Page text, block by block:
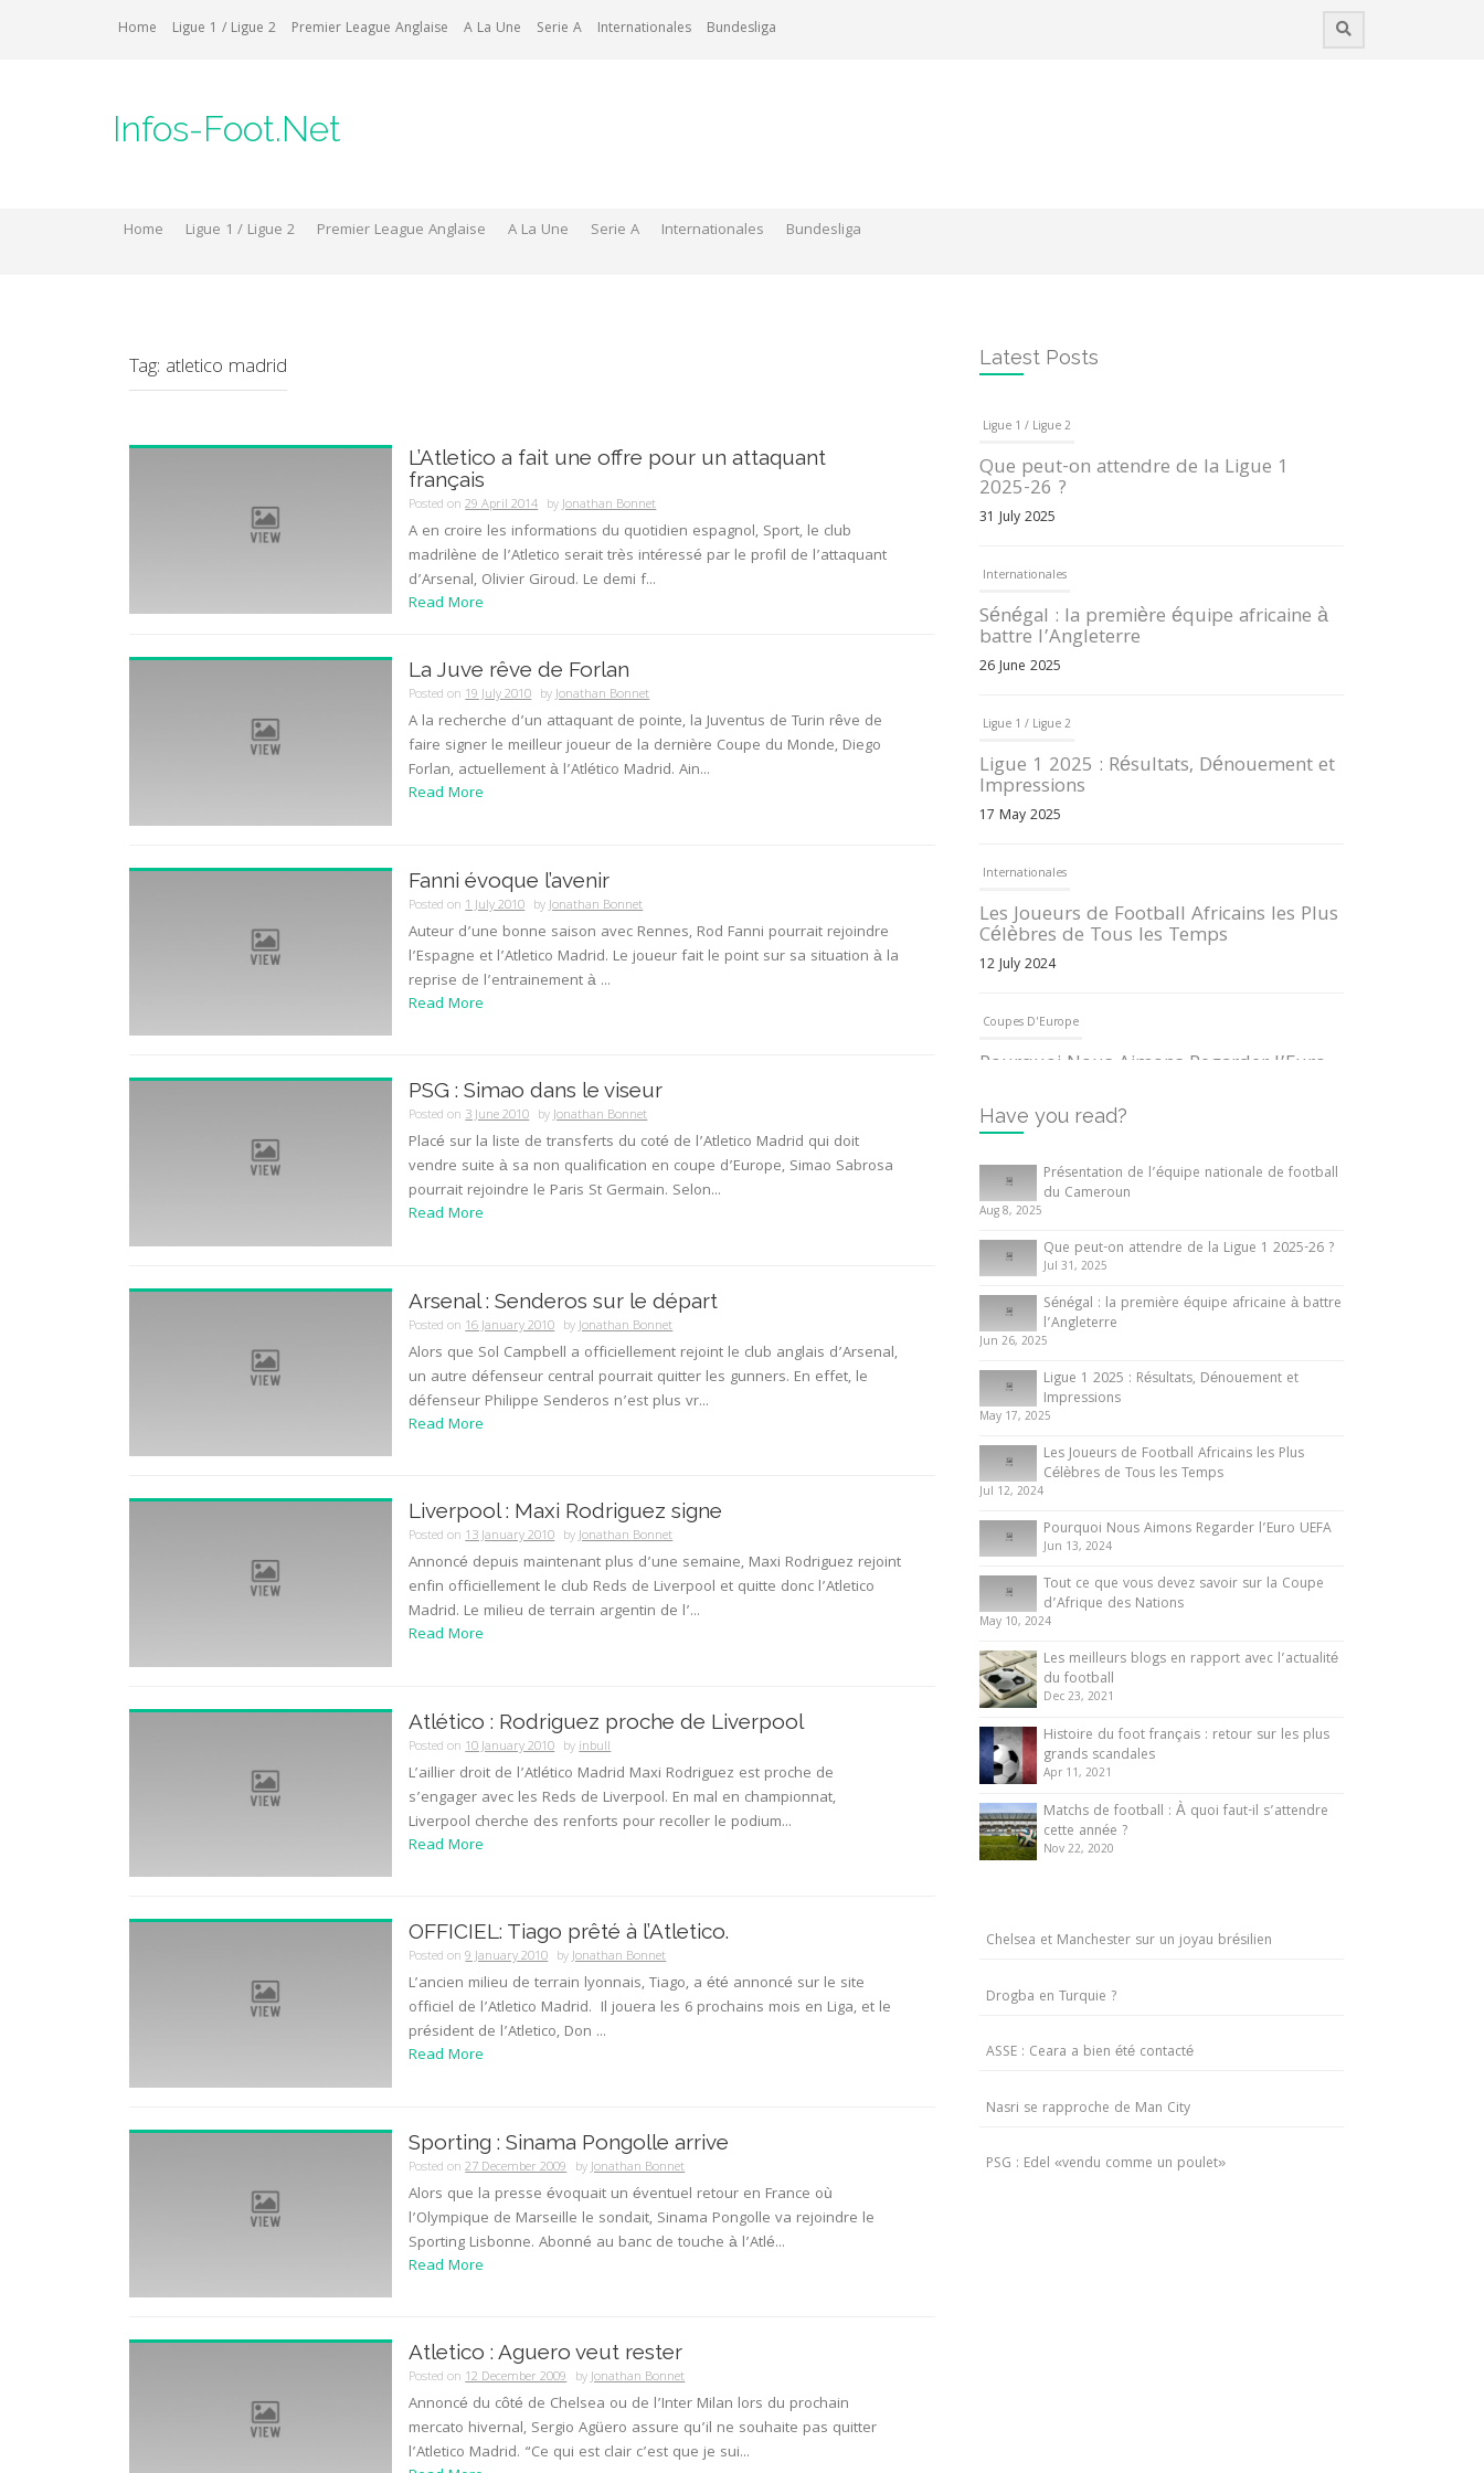
Home Ligue 1 / Ligue 2 Premier League Anglaise A La Une Serie A Internationales Bundesliga
Infos-Foot.Net
Home Ligue 1 / Ligue 2 Premier League Anglaise A La Une Serie A Internationales Bundesliga
Tag: atletico madrid
L’Atletico a fait une offre pour un attaquant
français
Posted on29 April 2014 byJonathan Bonnet
A en croire les informations du quotidien espagnol, Sport, le club
madrilène de l’Atletico serait très intéressé par le profil de l’attaquant
d’Arsenal, Olivier Giroud. Le demi f...
Read More
La Juve rêve de Forlan
Posted on19 July 2010 byJonathan Bonnet
A la recherche d’un attaquant de pointe, la Juventus de Turin rêve de
faire signer le meilleur joueur de la dernière Coupe du Monde, Diego
Forlan, actuellement à l’Atlético Madrid. Ain...
Read More
Fanni évoque l’avenir
Posted on1 July 2010 byJonathan Bonnet
Auteur d’une bonne saison avec Rennes, Rod Fanni pourrait rejoindre
l’Espagne et l’Atletico Madrid. Le joueur fait le point sur sa situation à la
reprise de l’entrainement à ...
Read More
PSG : Simao dans le viseur
Posted on3 June 2010 byJonathan Bonnet
Placé sur la liste de transferts du coté de l’Atletico Madrid qui doit
vendre suite à sa non qualification en coupe d’Europe, Simao Sabrosa
pourrait rejoindre le Paris St Germain. Selon...
Read More
Arsenal : Senderos sur le départ
Posted on16 January 2010 byJonathan Bonnet
Alors que Sol Campbell a officiellement rejoint le club anglais d’Arsenal,
un autre défenseur central pourrait quitter les gunners. En effet, le
défenseur Philippe Senderos n’est plus vr...
Read More
Liverpool : Maxi Rodriguez signe
Posted on13 January 2010 byJonathan Bonnet
Annoncé depuis maintenant plus d’une semaine, Maxi Rodriguez rejoint
enfin officiellement le club Reds de Liverpool et quitte donc l’Atletico
Madrid. Le milieu de terrain argentin de l’...
Read More
Atlético : Rodriguez proche de Liverpool
Posted on10 January 2010 byinbull
L’aillier droit de l’Atlético Madrid Maxi Rodriguez est proche de
s’engager avec les Reds de Liverpool. En mal en championnat,
Liverpool cherche des renforts pour recoller le podium...
Read More
OFFICIEL: Tiago prêté à l’Atletico.
Posted on9 January 2010 byJonathan Bonnet
L’ancien milieu de terrain lyonnais, Tiago, a été annoncé sur le site
officiel de l’Atletico Madrid. Il jouera les 6 prochains mois en Liga, et le
président de l’Atletico, Don ...
Read More
Sporting : Sinama Pongolle arrive
Posted on27 December 2009 byJonathan Bonnet
Alors que la presse évoquait un éventuel retour en France où
l’Olympique de Marseille le sondait, Sinama Pongolle va rejoindre le
Sporting Lisbonne. Abonné au banc de touche à l’Atlé...
Read More
Atletico : Aguero veut rester
Posted on12 December 2009 byJonathan Bonnet
Annoncé du côté de Chelsea ou de l’Inter Milan lors du prochain
mercato hivernal, Sergio Agüero assure qu’il ne souhaite pas quitter
l’Atletico Madrid. “Ce qui est clair c’est que je sui...
Latest Posts
Ligue 1 / Ligue 2
Que peut-on attendre de la Ligue 1
2025-26 ?
31 July 2025
Internationales
Sénégal : la première équipe africaine à
battre l’Angleterre
26 June 2025
Ligue 1 / Ligue 2
Ligue 1 2025 : Résultats, Dénouement et
Impressions
17 May 2025
Internationales
Les Joueurs de Football Africains les Plus
Célèbres de Tous les Temps
12 July 2024
Coupes D'Europe
Pourquoi Nous Aimons Regarder l’Euro
13 June 2024
Internationales
Tout ce que vous devez savoir sur la
Coupe d’Afrique des Nations
10 May 2024
Internationales
Présentation de l’équipe nationale de
football du Cameroun
8 August 2025
Have you read?
Présentation de l’équipe nationale de football
du Cameroun
Aug 8, 2025
Que peut-on attendre de la Ligue 1 2025-26 ?
Jul 31, 2025
Sénégal : la première équipe africaine à battre
l’Angleterre
Jun 26, 2025
Ligue 1 2025 : Résultats, Dénouement et
Impressions
May 17, 2025
Les Joueurs de Football Africains les Plus
Célèbres de Tous les Temps
Jul 12, 2024
Pourquoi Nous Aimons Regarder l’Euro UEFA
Jun 13, 2024
Tout ce que vous devez savoir sur la Coupe
d’Afrique des Nations
May 10, 2024
Les meilleurs blogs en rapport avec l’actualité
du football
Dec 23, 2021
Histoire du foot français : retour sur les plus
grands scandales
Apr 11, 2021
Matchs de football : À quoi faut-il s’attendre
cette année ?
Nov 22, 2020
Chelsea et Manchester sur un joyau brésilien
Drogba en Turquie ?
ASSE : Ceara a bien été contacté
Nasri se rapproche de Man City
PSG : Edel «vendu comme un poulet»